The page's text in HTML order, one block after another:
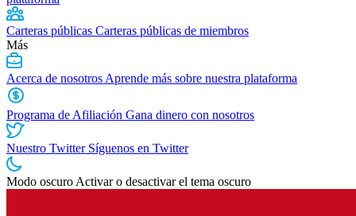
Carteras públicas Carteras públicas de miembros
Más
Acerca de nosotros Aprende más sobre nuestra plataforma
Programa de Afiliación Gana dinero con nosotros
Nuestro Twitter Síguenos en Twitter
Modo oscuro Activar o desactivar el tema oscuro